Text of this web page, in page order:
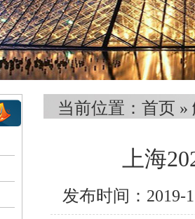
当前位置： 首页 »
上海
发布时间：2019-